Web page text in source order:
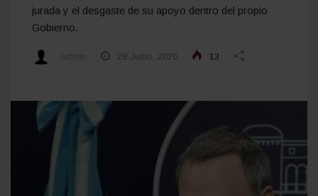
jurada y el desgaste de su apoyo dentro del propio
Gobierno.
28 Junio, 2026 13